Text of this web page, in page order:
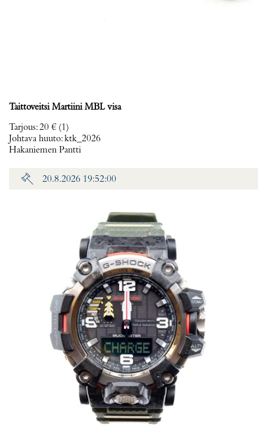
Taittoveitsi Martiini MBL visa
Tarjous:20 € (1)
Johtava huuto:ktk_2026
Hakaniemen Pantti
20.8.2026 19:52:00